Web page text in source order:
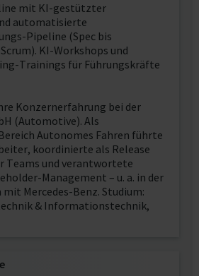
mit KI-gestützter
automatisierte
Pipeline (Spec bis
KI-Workshops und
Trainings für Führungskräfte
Konzernerfahrung bei der
(Automotive). Als
Autonomes Fahren führte
koordinierte als Release
Teams und verantwortete
Management – u. a. in der
Mercedes-Benz. Studium:
& Informationstechnik,